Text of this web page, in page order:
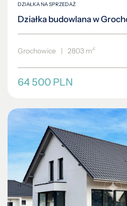
DZIAŁKA NA SPRZEDAŻ
Działka budowlana w
Grochowice | 2803 m2
64 500 PLN